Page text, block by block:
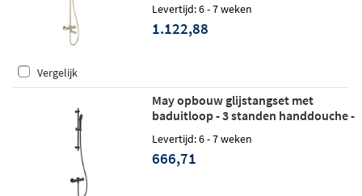
Levertijd: 6 - 7 weken
1.122,88
Vergelijk
May opbouw glijstangset met
baduitloop - 3 standen handdouche -
Levertijd: 6 - 7 weken
666,71